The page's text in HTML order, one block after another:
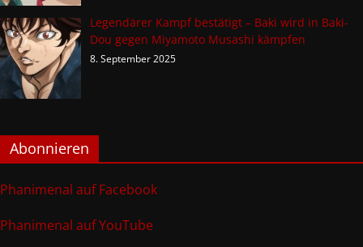
Legendärer Kampf bestätigt – Baki wird in Baki-
Dou gegen Miyamoto Musashi kämpfen
8. September 2025
Abonnieren
Phanimenal auf Facebook
Phanimenal auf YouTube